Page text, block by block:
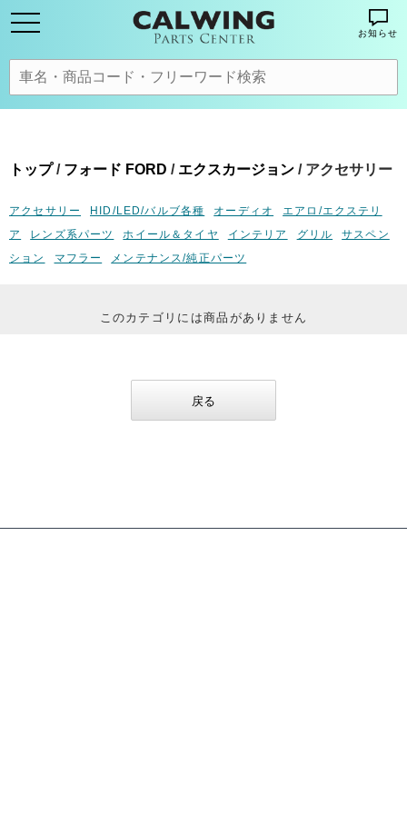
お知らせ
トップ/ フォード FORD / エクスカージョン / アクセサリー
アクセサリー HID/LED/バルブ各種 オーディオ
エアロ/エクステリ
ア
レンズ系パーツ ホイール＆タイヤ インテリア グリル
サスペン
ション
マフラー メンテナンス/純正パーツ
このカテゴリには商品がありません
戻る